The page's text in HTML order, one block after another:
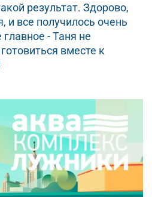
результат. Здорово,
и все получилось очень
- Таня не
вместе к